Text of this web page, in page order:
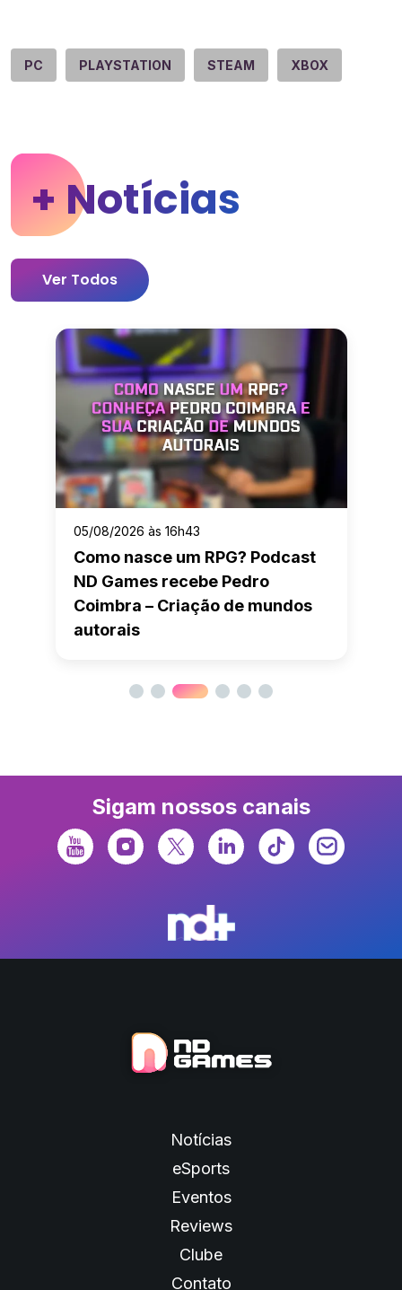
PC PLAYSTATION STEAM XBOX
+ Notícias
Ver Todos
05/08/2026 às 16h43
Como nasce um RPG? Podcast
ND Games recebe Pedro
Coimbra – Criação de mundos
autorais
Sigam nossos canais
Notícias
eSports
Eventos
Reviews
Clube
Contato